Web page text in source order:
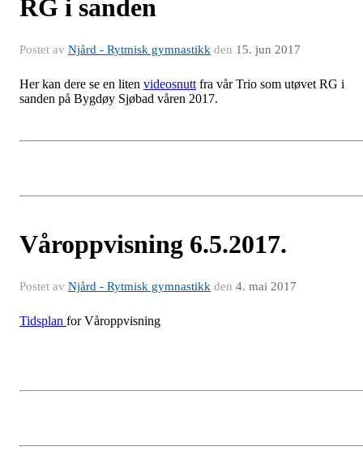
RG i sanden
Postet av Njård - Rytmisk gymnastikk den 15. jun 2017
Her kan dere se en liten videosnutt fra vår Trio som utøvet RG i
sanden på Bygdøy Sjøbad våren 2017.
Våroppvisning 6.5.2017.
Postet av Njård - Rytmisk gymnastikk den 4. mai 2017
Tidsplan for Våroppvisning